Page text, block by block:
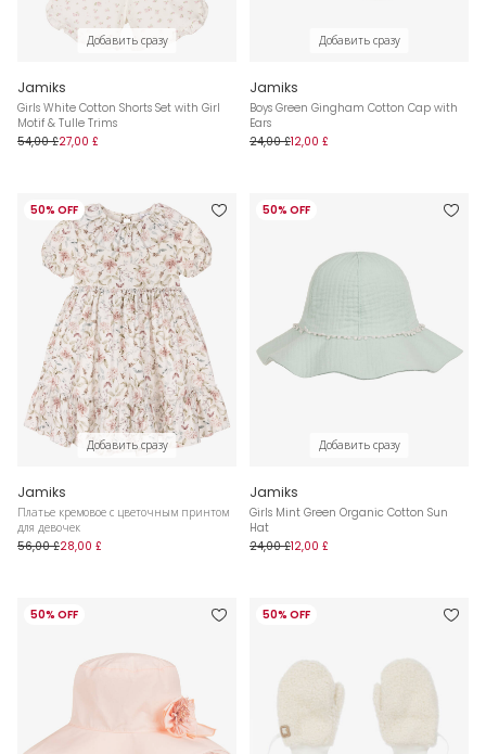
Добавить сразу
Jamiks
Girls White Cotton Shorts Set with Girl
Motif & Tulle Trims
54,00 £27,00 £
Добавить сразу
Jamiks
Boys Green Gingham Cotton Cap with
Ears
24,00 £12,00 £
50% OFF
Добавить сразу
Jamiks
Платье кремовое с цветочным принтом
для девочек
56,00 £28,00 £
50% OFF
Добавить сразу
Jamiks
Girls Mint Green Organic Cotton Sun
Hat
24,00 £12,00 £
50% OFF 50% OFF